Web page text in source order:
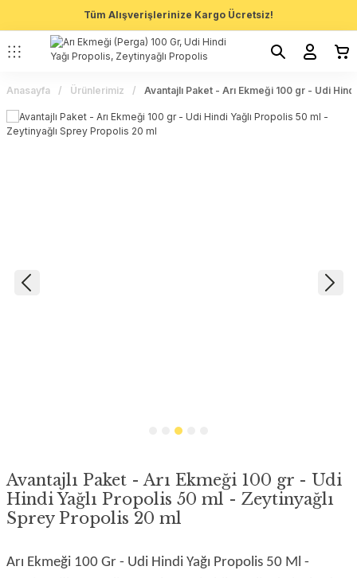
Tüm Alışverişlerinize Kargo Ücretsiz!
Anasayfa Ürünlerimiz Avantajlı Paket - Arı Ekmeği 100 gr - Udi
Avantajlı Paket - Arı Ekmeği 100 gr - Udi
Hindi Yağlı Propolis 50 ml - Zeytinyağlı
Sprey Propolis 20 ml
Arı Ekmeği 100 Gr - Udi Hindi Yağı Propolis 50 Ml -